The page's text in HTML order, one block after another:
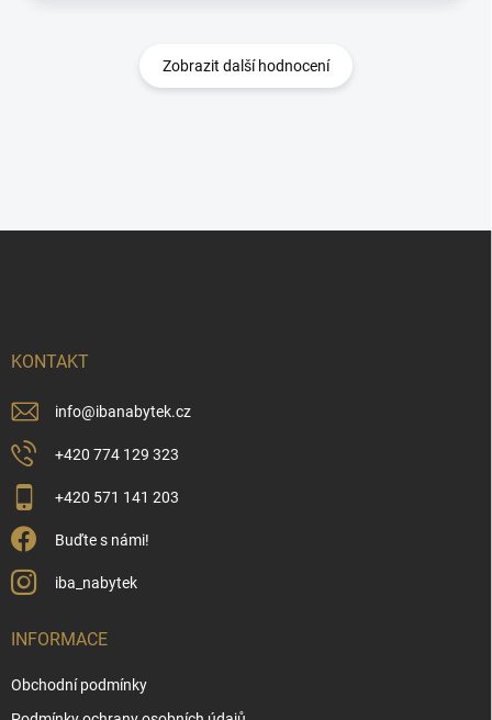
Zobrazit další hodnocení
KONTAKT
info@ibanabytek.cz
+420 774 129 323
+420 571 141 203
Buďte s námi!
iba_nabytek
INFORMACE
Obchodní podmínky